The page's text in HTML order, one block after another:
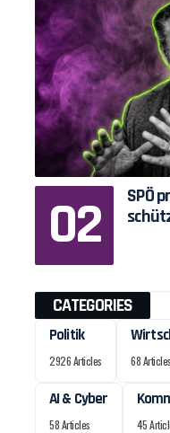
SPÖ
CATEGORIES
Politik
2926 Articles 68 Articles
AI & Cyber
58 Articles 45